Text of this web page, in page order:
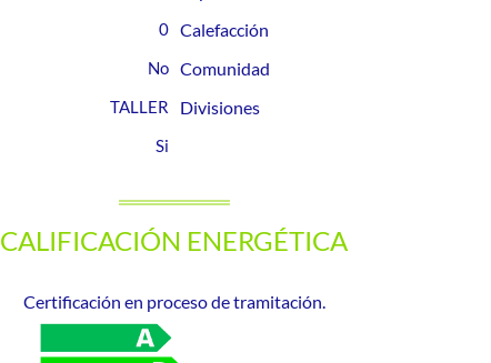
0 Calefacción
Comunidad
TALLER
Divisiones
CALIFICACIÓN ENERGÉTICA
Certificación en proceso de tramitación.